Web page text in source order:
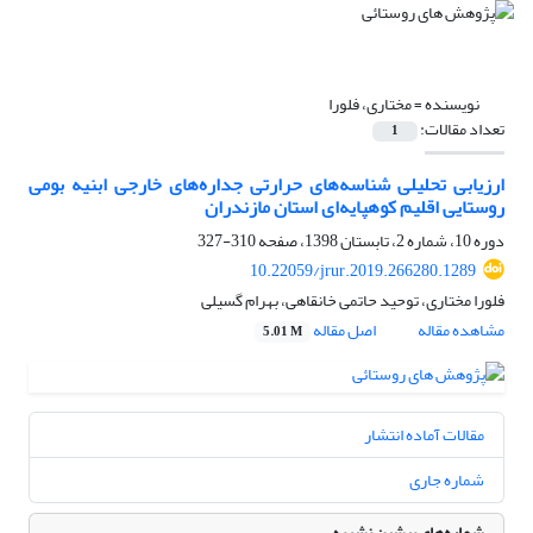
نویسنده =مختاری، فلورا
تعداد مقالات: 1
ارزیابی تحلیلی شناسه‌های حرارتی جداره‌های خارجی ابنیه بومی
روستایی اقلیم کوهپایه‌ای استان مازندران
دوره 10، شماره 2، تابستان 1398، صفحه
310-327
10.22059/jrur.2019.266280.1289
فلورا مختاری، توحید حاتمی خانقاهی، بهرام گسیلی
مشاهده مقاله
اصل مقاله 5.01 M
مقالات آماده انتشار
شماره جاری